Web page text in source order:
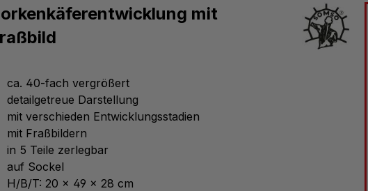
mit
ca. 40-fach vergrößert
detailgetreue Darstellung
mit verschieden Entwicklungsstadien
mit Fraßbildern
in 5 Teile zerlegbar
auf Sockel
H/B/T: 20 x 49 x 28 cm